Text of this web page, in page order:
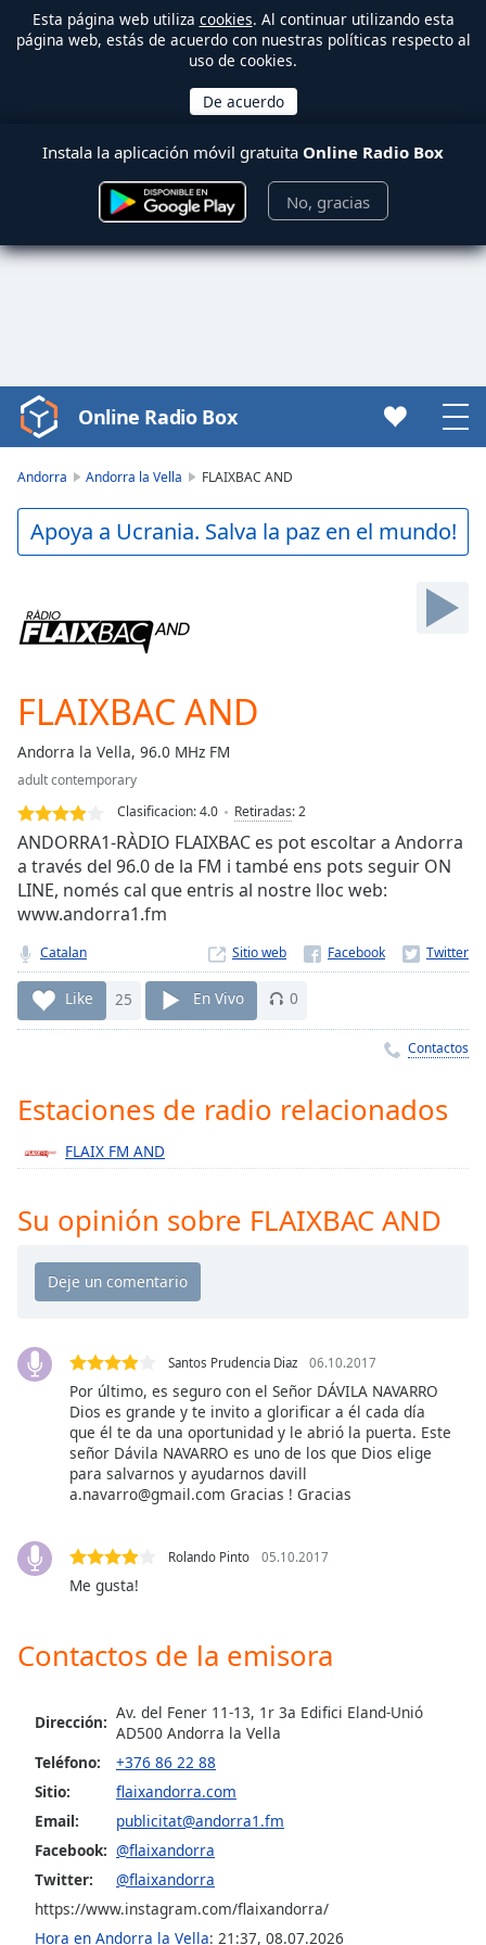
Esta página web utiliza cookies. Al continuar utilizando esta
página web, estás de acuerdo con nuestras políticas respecto al
uso de cookies.
Instala la aplicación móvil gratuita Online Radio Box
No, gracias
Video
Player
Play
Video
Backward
Skip
Forward
Current
Time0:00
Loaded:
0.00%
Stream
TypeLIVE
Seek to
currently
live LIVE
Remaining
Time-
Playback
Rate
Chapters
Descriptions
descriptions
off,
Subtitles
subtitles
settings,
opens
subtitles
settings
subtitles
off
selected
Audio
Track
in-
Fullscreen
modal
window.
Beginning
Online Radio Box
Andorra Andorra la Vella FLAIXBAC AND
Apoya a Ucrania. Salva la paz en el mundo!
FLAIXBAC AND
Andorra la Vella, 96.0 MHz FM
adult contemporary
Clasificacion:4.0 Retiradas:2
ANDORRA1-RÀDIO FLAIXBAC es pot escoltar a Andorra
a través del 96.0 de la FM i també ens pots seguir ON
LINE, només cal que entris al nostre lloc web:
www.andorra1.fm
Catalan Sitio web
Like 25 En Vivo 0
Contactos
Estaciones de radio relacionados
FLAIX FM AND
Su opinión sobre FLAIXBAC AND
Santos Prudencia Diaz 06.10.2017
Por último, es seguro con el Señor DÁVILA NAVARRO
Dios es grande y te invito a glorificar a él cada día
que él te da una oportunidad y le abrió la puerta. Este
señor Dávila NAVARRO es uno de los que Dios elige
para salvarnos y ayudarnos davill
a.navarro@gmail.com Gracias ! Gracias
Rolando Pinto 05.10.2017
Me gusta!
Contactos de la emisora
Dirección: Av. del Fener 11-13, 1r 3a Edifici Eland-Unió
AD500 Andorra la Vella
Teléfono:
+376 86 22 88
Sitio:
flaixandorra.com
Email:
publicitat@andorra1.fm
Facebook: @flaixandorra
Twitter:
@flaixandorra
https://www.instagram.com/flaixandorra/
Hora en Andorra la Vella: 21:37, 08.07.2026